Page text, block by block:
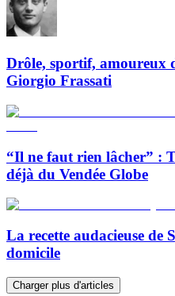
Drôle, sportif, amoureux
Giorgio Frassati
“Il ne faut rien lâcher” :
déjà du Vendée Globe
La recette audacieuse de
domicile
Charger plus d'articles